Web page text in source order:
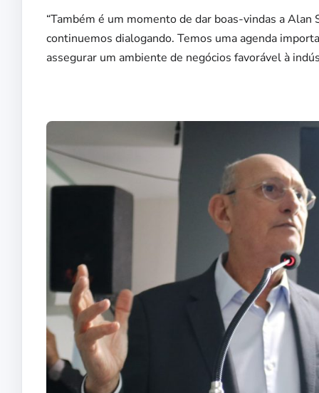
“Também é um momento de dar boas-vindas a
continuemos dialogando. Temos uma agenda
assegurar um ambiente de negócios favorável à